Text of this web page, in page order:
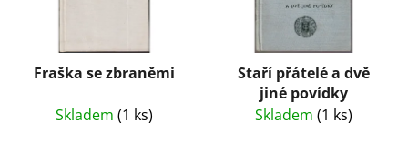
Fraška se zbraněmi
Skladem (1 ks)
Staří přátelé a dvě
jiné povídky
Skladem (1 ks)